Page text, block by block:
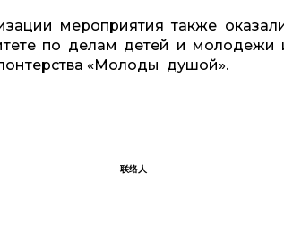
мероприятия также
по делам детей и молодежи
«Молоды душой».
联络人